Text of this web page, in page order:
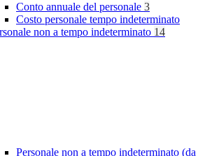
Conto annuale del personale 3
Costo personale tempo indeterminato
non a tempo indeterminato 14
Personale non a tempo indeterminato (da